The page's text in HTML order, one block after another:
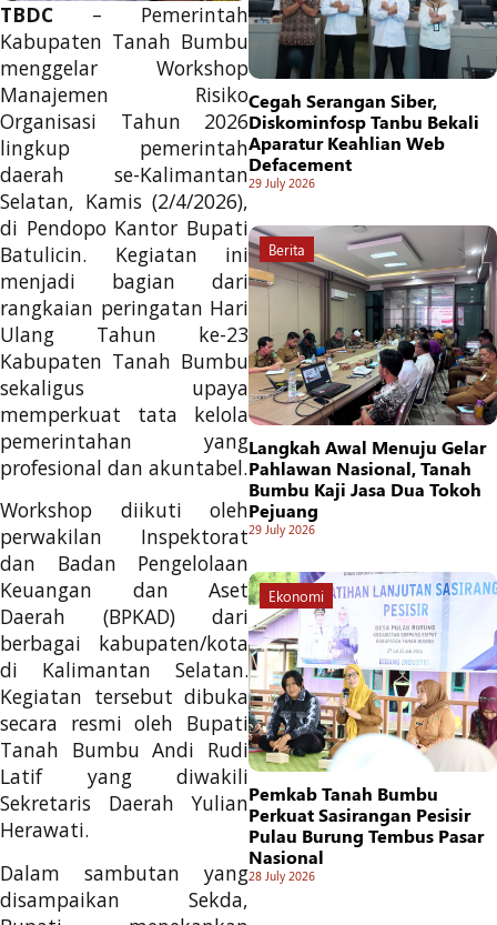
TBDC – Pemerintah
Kabupaten Tanah Bumbu
menggelar Workshop
Manajemen Risiko
Organisasi Tahun 2026
lingkup pemerintah
daerah se-Kalimantan
Selatan, Kamis (2/4/2026),
di Pendopo Kantor Bupati
Batulicin. Kegiatan ini
menjadi bagian dari
rangkaian peringatan Hari
Ulang Tahun ke-23
Kabupaten Tanah Bumbu
sekaligus upaya
memperkuat tata kelola
pemerintahan yang
profesional dan akuntabel.
Workshop diikuti oleh
perwakilan Inspektorat
dan Badan Pengelolaan
Keuangan dan Aset
Daerah (BPKAD) dari
berbagai kabupaten/kota
di Kalimantan Selatan.
Kegiatan tersebut dibuka
secara resmi oleh Bupati
Tanah Bumbu Andi Rudi
Latif yang diwakili
Sekretaris Daerah Yulian
Herawati.
Dalam sambutan yang
disampaikan Sekda,
Cegah Serangan Siber,
Diskominfosp Tanbu Bekali
Aparatur Keahlian Web
Defacement
29 July 2026
Berita
Langkah Awal Menuju Gelar
Pahlawan Nasional, Tanah
Bumbu Kaji Jasa Dua Tokoh
Pejuang
29 July 2026
Ekonomi
Pemkab Tanah Bumbu
Perkuat Sasirangan Pesisir
Pulau Burung Tembus Pasar
Nasional
28 July 2026